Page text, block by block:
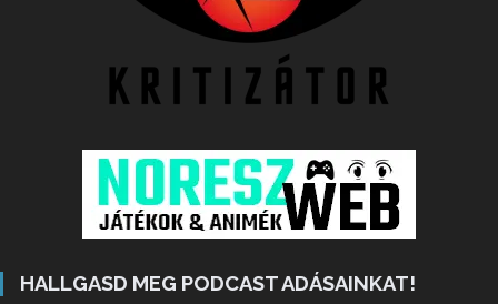
HALLGASD MEG PODCAST ADÁSAINKAT!